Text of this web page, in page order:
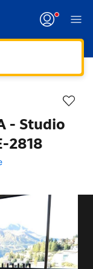
- Studio
2818